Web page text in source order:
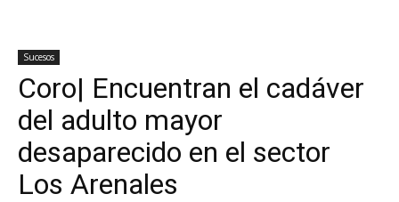
Sucesos
Coro| Encuentran el cadáver
del adulto mayor
desaparecido en el sector
Los Arenales